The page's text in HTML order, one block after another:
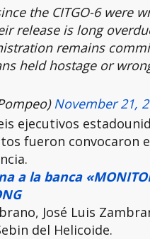
the CITGO-6 were
release is long
remains
held hostage or
November 21,
ejecutivos
fueron convocaron
a la banca
José Luis
del Helicoide.